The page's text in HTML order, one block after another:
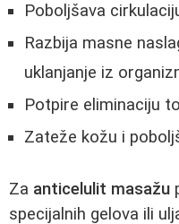
Poboljšava
Razbija masne
uklanjanje iz
Potpire eliminaciju
Zateže kožu i
Za anticelulit masažu
specijalnih gelova ili